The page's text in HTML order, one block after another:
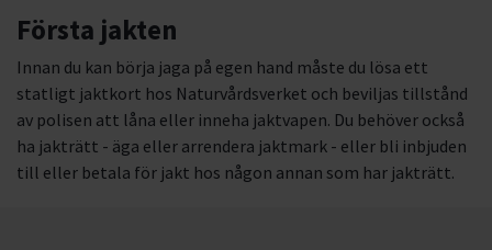
Första jakten
Innan du kan börja jaga på egen hand måste du lösa ett
statligt jaktkort hos Naturvårdsverket och beviljas tillstånd
av polisen att låna eller inneha jaktvapen. Du behöver också
ha jakträtt - äga eller arrendera jaktmark - eller bli inbjuden
till eller betala för jakt hos någon annan som har jakträtt.